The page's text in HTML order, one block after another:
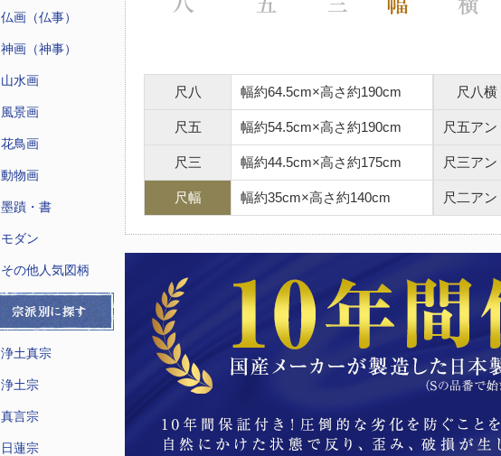
仏画（仏事）
神画（神事）
山水画
風景画
花鳥画
動物画
墨蹟・書
モダン
その他人気図柄
浄土真宗
浄土宗
真言宗
日蓮宗
尺八 幅約64.5cm×高さ約190cm
尺五 幅約54.5cm×高さ約190cm
尺三 幅約44.5cm×高さ約175cm
尺幅 幅約35cm×高さ約140cm
尺八横
尺五アン
尺三アン
尺二アン